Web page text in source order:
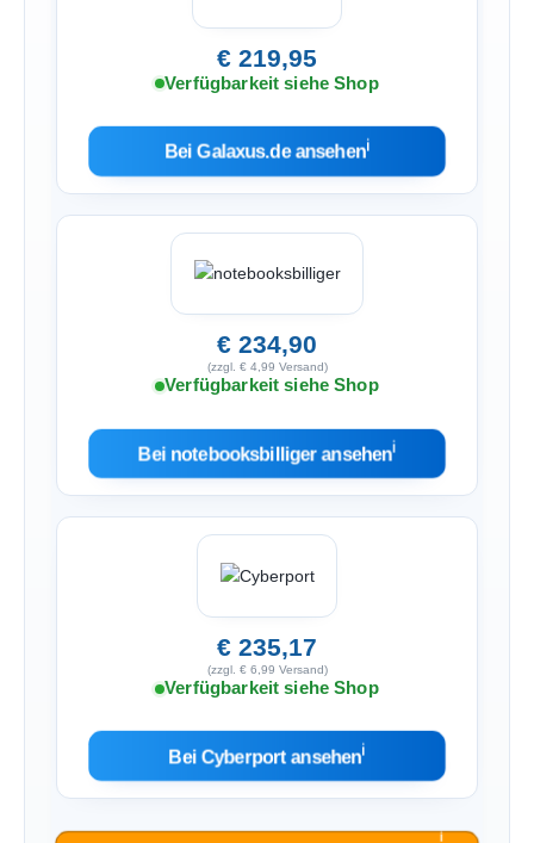
€ 219,95
Verfügbarkeit siehe Shop
Bei Galaxus.de ansehenℹ︎
€ 234,90
(zzgl. € 4,99 Versand)
Verfügbarkeit siehe Shop
Bei notebooksbilliger ansehenℹ︎
€ 235,17
(zzgl. € 6,99 Versand)
Verfügbarkeit siehe Shop
Bei Cyberport ansehenℹ︎
ℹ︎